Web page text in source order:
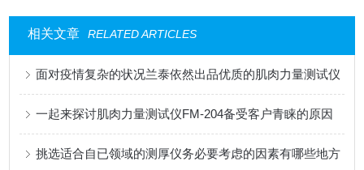
相关文章 RELATED ARTICLES
面对疫情复杂的状况兰泰依然出品优质的肌肉力量测试仪
一起来探讨肌肉力量测试仪FM-204备受客户青睐的原因
挑选适合自已领域的测厚仪务必要考虑的因素有哪些地方